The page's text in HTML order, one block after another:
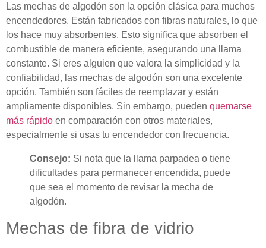
Las mechas de algodón son la opción clásica para muchos
encendedores. Están fabricados con fibras naturales, lo que
los hace muy absorbentes. Esto significa que absorben el
combustible de manera eficiente, asegurando una llama
constante. Si eres alguien que valora la simplicidad y la
confiabilidad, las mechas de algodón son una excelente
opción. También son fáciles de reemplazar y están
ampliamente disponibles. Sin embargo, pueden quemarse
más rápido en comparación con otros materiales,
especialmente si usas tu encendedor con frecuencia.
Consejo: Si nota que la llama parpadea o tiene
dificultades para permanecer encendida, puede
que sea el momento de revisar la mecha de
algodón.
Mechas de fibra de vidrio